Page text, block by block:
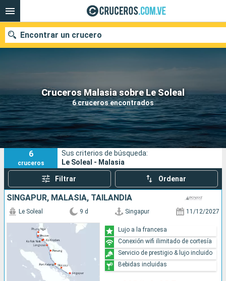
Cruceros Malasia sobre Le Soleal
6 cruceros encontrados
Encontrar un crucero
Nuestros destinos
Fecha de salida
Puertos Compañías
6
cruceros
Sus criterios de búsqueda:
Le Soleal - Malasia
Filtrar Ordenar
SINGAPUR, MALASIA, TAILANDIA
Le Soleal 9 d Singapur 11/12/2027
Lujo a la francesa
Conexión wifi ilimitado de cortesía
Servicio de prestigio & lujo incluido
Bebidas incluidas